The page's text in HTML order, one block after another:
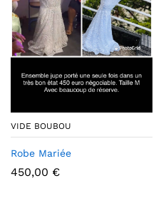
VIDE BOUBOU
Robe Mariée
450,00 €